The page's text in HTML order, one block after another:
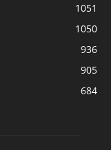
1051
1050
936
905
684